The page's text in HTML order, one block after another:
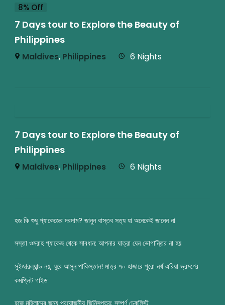
8% Off
7 Days tour to Explore the Beauty of
Philippines
Maldives, Philippines 6 Nights
7 Days tour to Explore the Beauty of
Philippines
Maldives, Philippines 6 Nights
হজ কি শুধু প্যাকেজের দরদাম? জানুন বাস্তব সত্য যা অনেকেই জানেন না
সস্তা ওমরাহ প্যাকেজ থেকে সাবধান: আপনার যাত্রা যেন ভোগান্তির না হয়
সুইজারল্যান্ড নয়, ঘুরে আসুন পাকিস্তান! মাত্র ৭০ হাজারে পুরো নর্থ এরিয়া ভ্রমণের
কমপ্লিট গাইড